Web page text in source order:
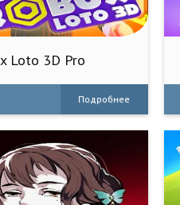
Loto 3D Pro
Подробнее